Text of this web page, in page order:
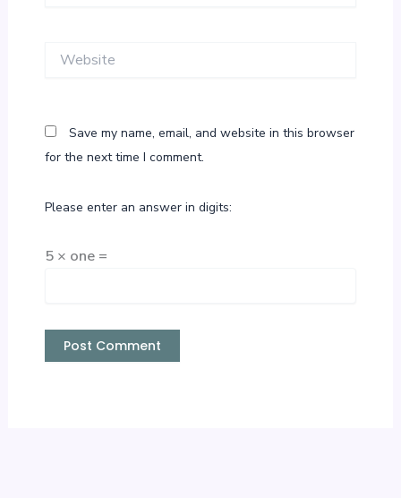
Save my name, email, and website in this browser
for the next time I comment.
Please enter an answer in digits:
5 × one =